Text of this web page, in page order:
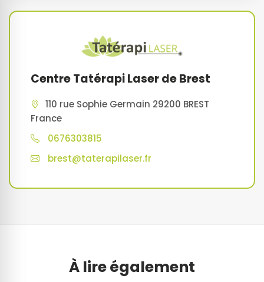
Centre Tatérapi Laser de Brest
110 rue Sophie Germain 29200 BREST
France
0676303815
brest@taterapilaser.fr
À lire également